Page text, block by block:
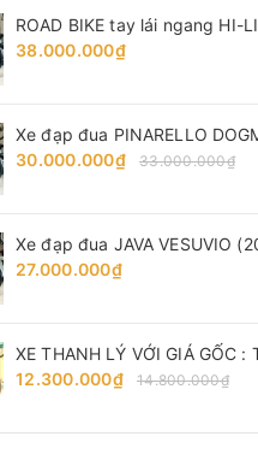
38.000.000₫
30.000.000₫
33.000.000₫
27.000.000₫
12.300.000₫
14.800.000₫